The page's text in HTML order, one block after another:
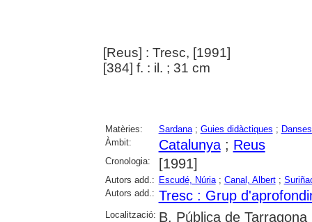
[Reus] : Tresc, [1991]
[384] f. : il. ; 31 cm
Matèries: Sardana; Guies didàctiques ;
Àmbit:
Catalunya; Reus
Cronologia: [1991]
Autors add.: Escudé, Núria; Canal, Albert;
Autors add.: Tresc : Grup
Localització: B. Pública de Tarragona